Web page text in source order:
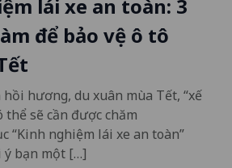
lái xe an toàn: 3
để bảo vệ ô tô
hồi hương, du xuân mùa Tết, “xế
thể sẽ cần được chăm
“Kinh nghiệm lái xe an toàn”
ý bạn một […]